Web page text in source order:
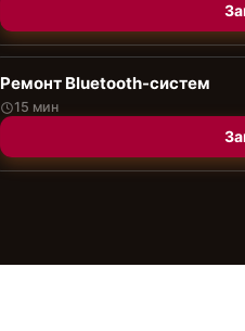
Ремонт Bluetooth-систем
15 мин